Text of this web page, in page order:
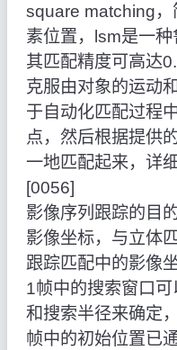
square matching，
素位置，lsm是一种
其匹配精度可高达
克服由对象的运动
于自动化匹配过程
点，然后根据提供
一地匹配起来，详
[0056]
影像序列跟踪的目
影像坐标，与立体
跟踪匹配中的影像
1帧中的搜索窗口
和搜索半径来确定
帧中的初始位置已